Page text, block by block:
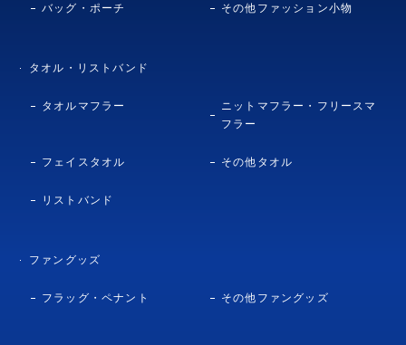
バッグ・ポーチ その他ファッション小物
タオル・リストバンド
タオルマフラー
ニットマフラー・フリースマ
フラー
フェイスタオル その他タオル
リストバンド
ファングッズ
フラッグ・ペナント その他ファングッズ